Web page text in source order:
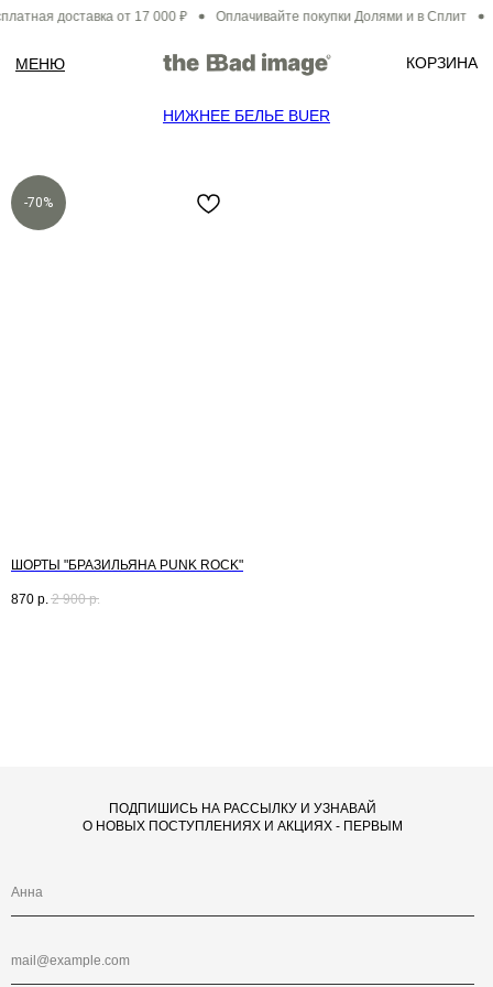
доставка от 17 000 ₽ Оплачивайте покупки Долями и в Сплит
-70%
ШОРТЫ "БРАЗИЛЬЯНА PUNK ROCK"
870 р. 2 900 р.
ПОДПИШИСЬ НА РАССЫЛКУ И УЗНАВАЙ
О НОВЫХ ПОСТУПЛЕНИЯХ И АКЦИЯХ - ПЕРВЫМ